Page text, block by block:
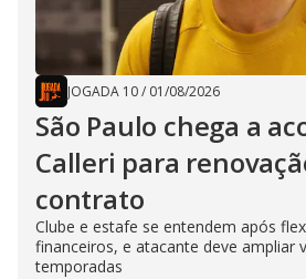
JOGADA 10/ 01/08/2026
São Paulo chega a
Calleri para
contrato
Clube e estafe se entendem após
financeiros, e atacante deve ampliar
temporadas